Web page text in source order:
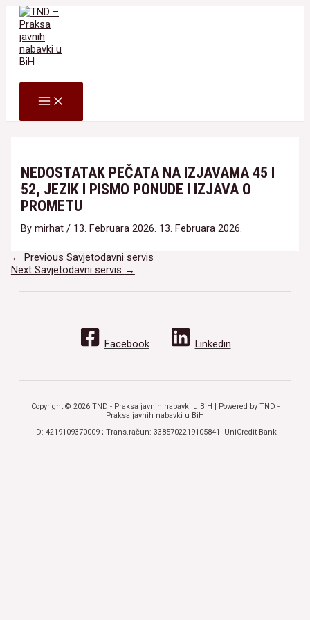
Skip
content
MAIN
MENU
NEDOSTATAK PEČATA NA IZJAVAMA 45 I
52, JEZIK I PISMO PONUDE I IZJAVA O
PROMETU
Bymirhat / 13. Februara 2026. 13. Februara 2026.
Navigacija
članaka
← Previous Savjetodavni servis
Next Savjetodavni servis →
Facebook Linkedin
Copyright © 2026 TND - Praksa javnih nabavki u BiH | Powered by TND -
Praksa javnih nabavki u BiH
ID: 4219109370009 ; Trans.račun: 3385702219105841- UniCredit Bank